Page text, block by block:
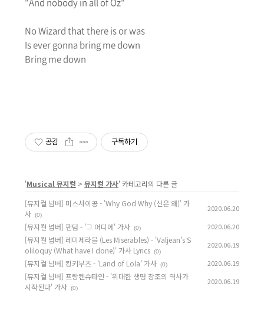
No Wizard that there is or was
Is ever gonna bring me down
Bring me down
공감 구독하기
'Musical 뮤지컬 > 뮤지컬 가사' 카테고리의 다른 글
[뮤지컬 넘버] 미스사이공 - 'Why God Why (신은 왜)' 가
사 (0)
2020.06.20
[뮤지컬 넘버] 팬텀 - '그 어디에' 가사 (0) 2020.06.20
[뮤지컬 넘버] 레미제라블 (Les Miserables) - 'Valjean's S
oliloquy (What have I done)' 가사 Lyrics (0)
2020.06.19
[뮤지컬 넘버] 킹키부츠 - 'Land of Lola' 가사 (0) 2020.06.19
[뮤지컬 넘버] 프랑켄슈타인 - '위대한 생명 창조의 역사가
시작된다' 가사 (0)
2020.06.19